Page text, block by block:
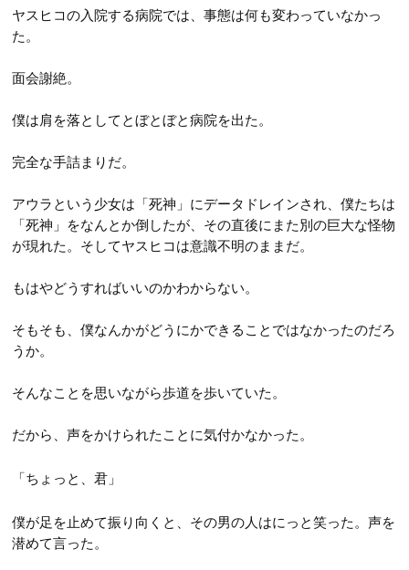
ヤスヒコの入院する病院では、事態は何も変わっていなかっ
た。
面会謝絶。
僕は肩を落としてとぼとぼと病院を出た。
完全な手詰まりだ。
アウラという少女は「死神」にデータドレインされ、僕たちは
「死神」をなんとか倒したが、その直後にまた別の巨大な怪物
が現れた。そしてヤスヒコは意識不明のままだ。
もはやどうすればいいのかわからない。
そもそも、僕なんかがどうにかできることではなかったのだろ
うか。
そんなことを思いながら歩道を歩いていた。
だから、声をかけられたことに気付かなかった。
「ちょっと、君」
僕が足を止めて振り向くと、その男の人はにっと笑った。声を
潜めて言った。